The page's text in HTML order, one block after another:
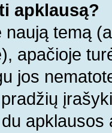
apklausą?
naują temą
apačioje
jos